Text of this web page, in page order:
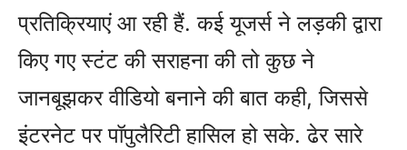
प्रतिक्रियाएं आ रही हैं. कई यूजर्स ने लड़की द्वारा
किए गए स्टंट की सराहना की तो कुछ ने
जानबूझकर वीडियो बनाने की बात कही, जिससे
इंटरनेट पर पॉपुलैरिटी हासिल हो सके. ढेर सारे